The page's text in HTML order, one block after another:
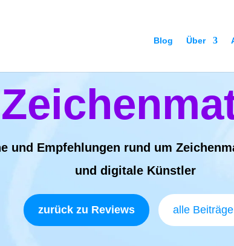
Blog Über
und Empfehlungen rund um
und digitale Künstler
zurück zu Reviews alle Beiträge